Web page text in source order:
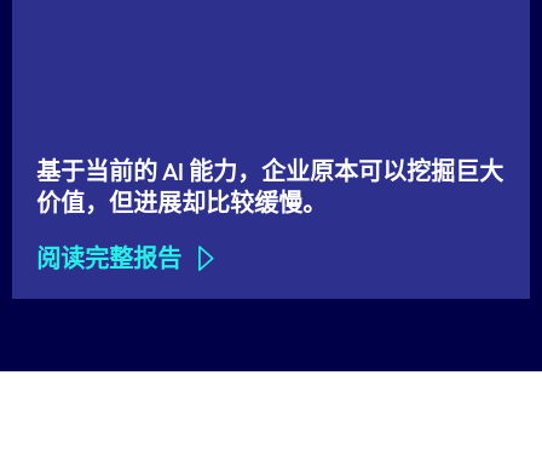
基于当前的 AI 能力，企业原本可以挖掘巨大
价值，但进展却比较缓慢。
阅读完整报告